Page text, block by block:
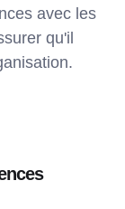
avec les
qu'il